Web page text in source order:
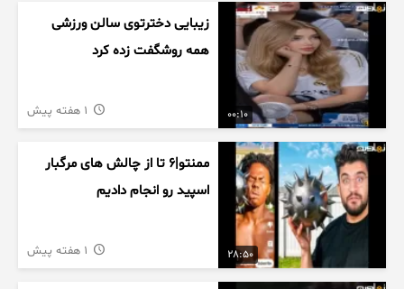
00:10
زیبایی دخترتوی سالن ورزشی
همه روشگفت زده کرد
28:50
ممنتو|۶ تا از چالش های مرگبار
اسپید رو انجام دادیم